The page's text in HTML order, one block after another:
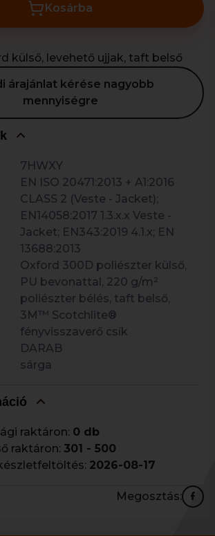
Kosárba
külső, levehető ujjak, taft belső
árajánlat kérése nagyobb
mennyiségre
7HWXY
EN ISO 20471:2013 + A1:2016
CLASS 2 (Veste - Jacket);
EN14058:2017 1.3.x.x Veste -
Jacket; EN343:2019 4.1.x; EN
13688:2013
Oxford 300D poliészter külső,
PU bevonattal, 220 g/m²
poliészter bélés, taft belső,
3M™ Scotchlite®
fényvisszaverő csík
DARAB
sárga
raktáron: 0 db
raktáron: 301 - 500
2026-08-17
Megosztás: